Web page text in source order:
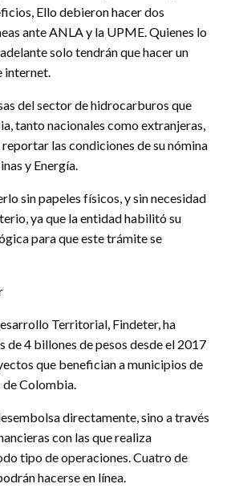
Ello debieron hacer dos
ante ANLA y la UPME. Quienes lo
solo tendrán que hacer un
internet.
del sector de hidrocarburos que
tanto nacionales como extranjeras,
las condiciones de su nómina
y Energía.
sin papeles físicos, y sin necesidad
ya que la entidad habilitó su
para que este trámite se
Territorial, Findeter, ha
de 4 billones de pesos desde el 2017
que benefician a municipios de
Colombia.
directamente, sino a través
con las que realiza
tipo de operaciones. Cuatro de
hacerse en línea.